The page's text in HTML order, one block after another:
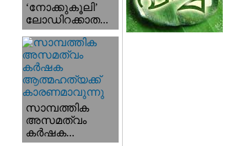
‘നോക്കുകൂലി’
ലോഡിറക്കാത...
സാമ്പത്തിക
അസമത്വം
കര്‍ഷക...